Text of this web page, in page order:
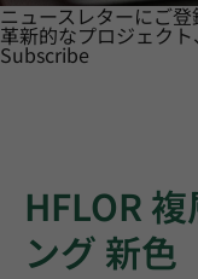
ニュースレターにご
革新的なプロジェク
Subscribe
HFLOR
ング 新色